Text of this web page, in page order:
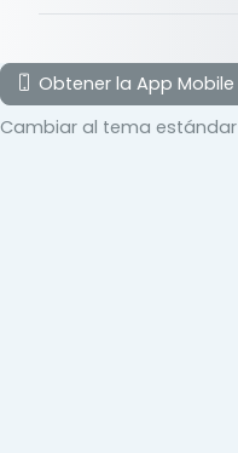
Obtener la App Mobile
Cambiar al tema estándar